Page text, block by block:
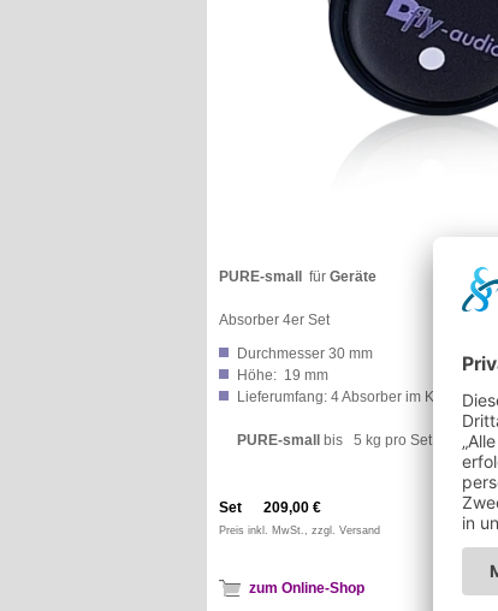
PURE-small für Geräte
Absorber 4er Set
Durchmesser 30 mm
Höhe: 19 mm
Lieferumfang: 4 Absorber im Koffer
PURE-small bis 5 kg pro Set
Set 209,00 €
Preis inkl. MwSt., zzgl. Versand
zum Online-Shop